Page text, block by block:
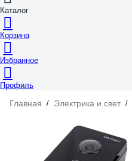
Каталог
Корзина
Избранное
Профиль
Главная / Электрика и свет /